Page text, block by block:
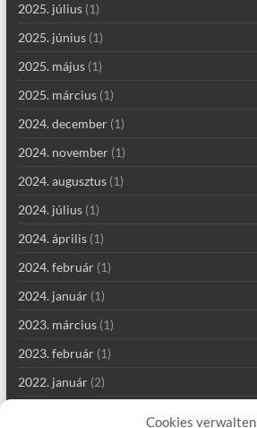
Cookies verwalten
2025. július(1)
2025. június(1)
2025. május(1)
2025. március(1)
2024. december(1)
2024. november(1)
2024. augusztus(1)
2024. július(1)
2024. április(1)
2024. február(1)
2024. január(1)
2023. március(1)
2023. február(1)
2022. január(2)